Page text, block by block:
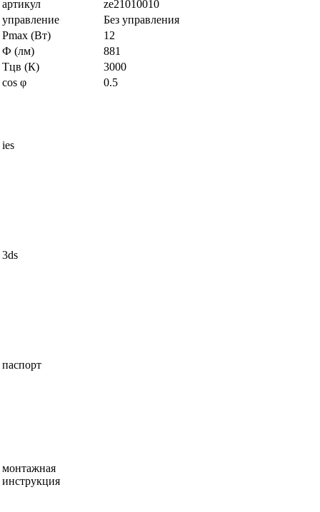
артикул
ze21010010
управление
Без управления
Pmax (Вт)
12
Ф (лм)
881
Тцв (К)
3000
cos φ
0.5
ies
3ds
паспорт
монтажная
инструкция